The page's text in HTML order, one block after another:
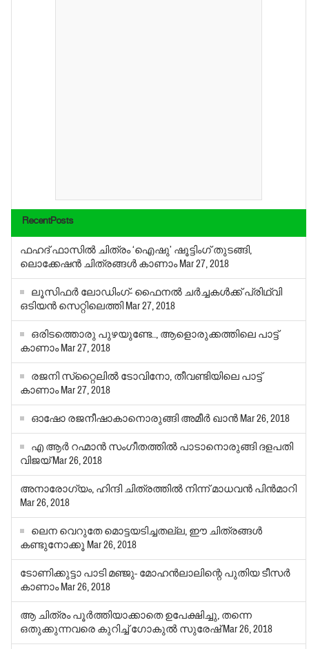
RecentPosts
ഫഹദ് ഫാസില്‍ ചിത്രം ‘ഐഷു’ ഷൂട്ടിംഗ് തുടങ്ങി,
ലൊക്കേഷന്‍ ചിത്രങ്ങള്‍ കാണാംMar 27, 2018
ലൂസിഫർ ലോഡിംഗ്- ഫൈനൽ ചർച്ചകൾക്ക് പ്രിഥ്വി
ഒടിയൻ സെറ്റിലെത്തി Mar 27, 2018
ഒരിടത്തൊരു പുഴയുണ്ടേ.., ആളൊരുക്കത്തിലെ പാട്ട്
കാണാംMar 27, 2018
രജനി സ്‌റ്റൈലില്‍ ടോവിനോ, തീവണ്ടിയിലെ പാട്ട്
കാണാംMar 27, 2018
ഓഷോ രജനീഷാകാനൊരുങ്ങി അമീര്‍ ഖാന്‍ Mar 26, 2018
എ ആര്‍ റഹ്മാന്‍ സംഗീതത്തില്‍ പാടാനൊരുങ്ങി ദളപതി
വിജയ്Mar 26, 2018
അനാരോഗ്യം, ഹിന്ദി ചിത്രത്തില്‍ നിന്ന് മാധവന്‍ പിന്‍മാറി
Mar 26, 2018
ലെന വെറുതേ മൊട്ടയടിച്ചതല്ല, ഈ ചിത്രങ്ങള്‍
കണ്ടുനോക്കൂ Mar 26, 2018
ടോണിക്കുട്ടാ പാടി മഞ്ജു- മോഹന്‍ലാലിന്റെ പുതിയ ടീസര്‍
കാണാംMar 26, 2018
ആ ചിത്രം പൂര്‍ത്തിയാക്കാതെ ഉപേക്ഷിച്ചു, തന്നെ
ഒതുക്കുന്നവരെ കുറിച്ച് ഗോകുല്‍ സുരേഷ്Mar 26, 2018